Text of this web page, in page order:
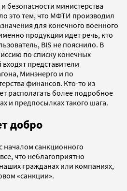
министерства
это тем, что МФТИ производил
для конечного военного
продукции идет речь, кто
BIS не пояснило. В
по списку конечных
представители
Минэнерго и по
финансов. Кто-то из
располагать более подробное
и предпосылках такого шага.
добро
началом санкционного
что неблагоприятно
гражданах или компаниях,
«санкции».